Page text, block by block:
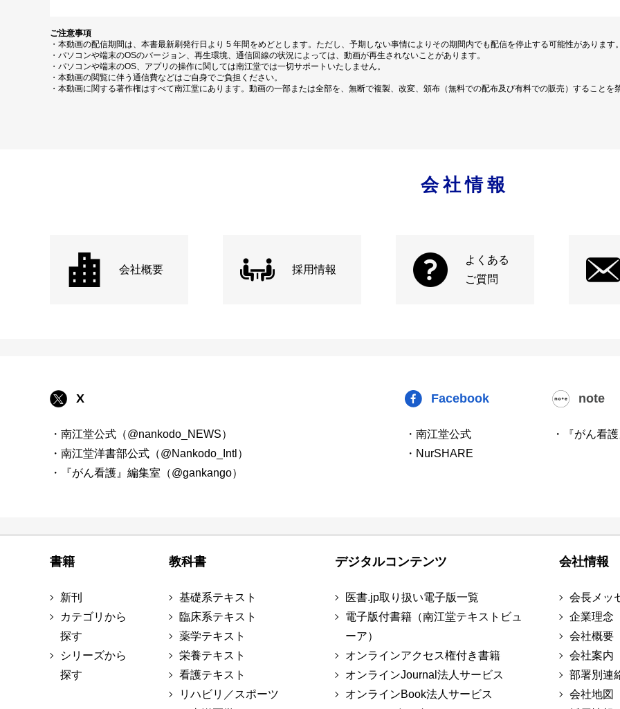
ご注意事項
・本動画の配信期間は、本書最新刷発行日より 5 年間をめどとします。ただし、予期しない事情によりその期間内でも配信を停止する可能性があります。
・パソコンや端末のOSのバージョン、再生環境、通信回線の状況によっては、動画が再生されないことがあります。
・パソコンや端末のOS、アプリの操作に関しては南江堂では一切サポートいたしません。
・本動画の閲覧に伴う通信費などはご自身でご負担ください。
・本動画に関する著作権はすべて南江堂にあります。動画の一部または全部を、無断で複製、改変、頒布（無料での配布及び有料での販売）することを
会社情報
会社概要 採用情報
よくある
ご質問
X
・南江堂公式（@nankodo_NEWS）
・南江堂洋書部公式（@Nankodo_Intl）
・『がん看護』編集室（@gankango）
Facebook
・南江堂公式
・NurSHARE
note
・『がん看
書籍
新刊
カテゴリから
探す
シリーズから
探す
教科書
基礎系テキスト
臨床系テキスト
薬学テキスト
栄養テキスト
看護テキスト
リハビリ／スポーツ
デジタルコンテンツ
医書.jp取り扱い電子版一覧
電子版付書籍（南江堂テキストビュ
ーア）
オンラインアクセス権付き書籍
オンラインJournal法人サービス
オンラインBook法人サービス
会社情報
会長メッ
企業理念
会社概要
会社案内
部署別連
会社地図